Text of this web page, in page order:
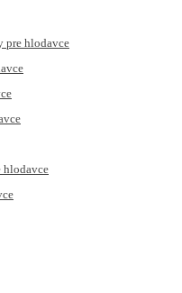
pre hlodavce
hlodavce